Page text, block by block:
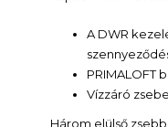
A DWR
PRIMALOFT
Vízzáró
Három elülső